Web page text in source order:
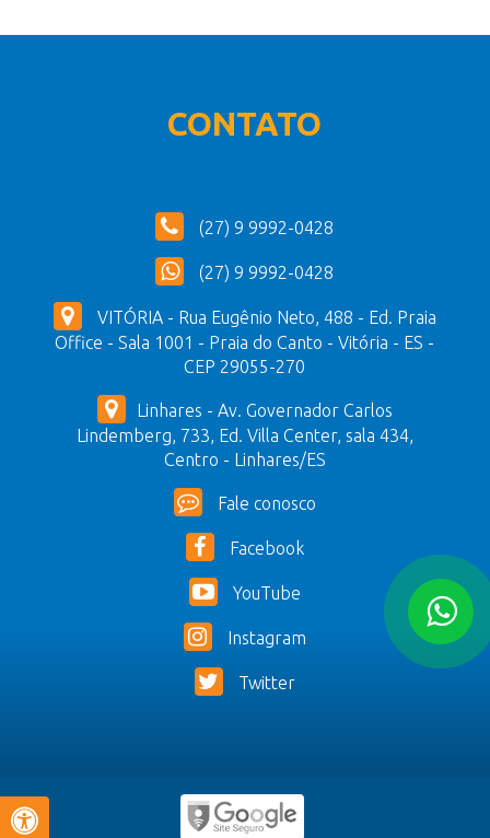
CONTATO
(27) 9 9992-0428
(27) 9 9992-0428
VITÓRIA - Rua Eugênio Neto, 488 - Ed. Praia
Office - Sala 1001 - Praia do Canto - Vitória - ES -
CEP 29055-270
Linhares - Av. Governador Carlos
Lindemberg, 733, Ed. Villa Center, sala 434,
Centro - Linhares/ES
Fale conosco
Facebook
YouTube
Instagram
Twitter